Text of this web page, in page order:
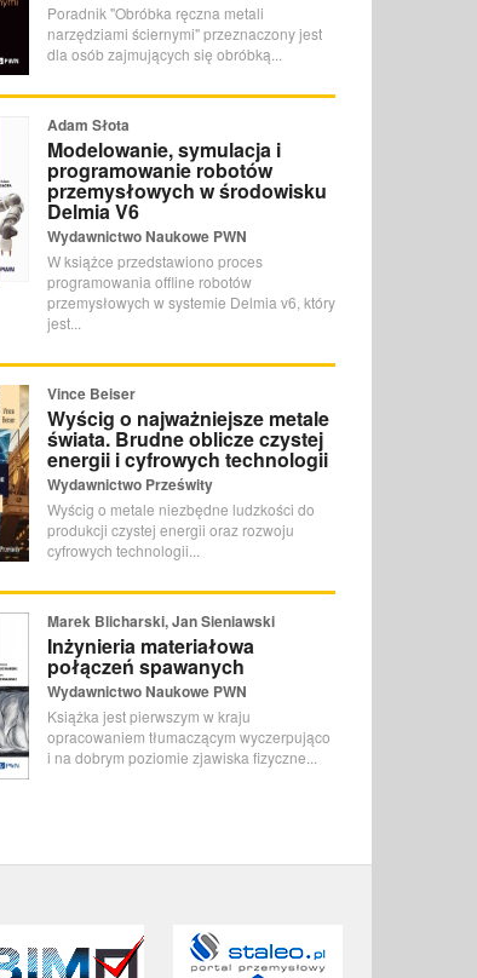
Poradnik "Obróbka ręczna metali
narzędziami ściernymi" przeznaczony jest
dla osób zajmujących się obróbką...
Adam Słota
Modelowanie, symulacja i
programowanie robotów
przemysłowych w środowisku
Delmia V6
Wydawnictwo Naukowe PWN
W książce przedstawiono proces
programowania offline robotów
przemysłowych w systemie Delmia v6, który
jest...
Vince Beiser
Wyścig o najważniejsze metale
świata. Brudne oblicze czystej
energii i cyfrowych technologii
Wydawnictwo Prześwity
Wyścig o metale niezbędne ludzkości do
produkcji czystej energii oraz rozwoju
cyfrowych technologii...
Marek Blicharski, Jan Sieniawski
Inżynieria materiałowa
połączeń spawanych
Wydawnictwo Naukowe PWN
Książka jest pierwszym w kraju
opracowaniem tłumaczącym wyczerpująco
i na dobrym poziomie zjawiska fizyczne...